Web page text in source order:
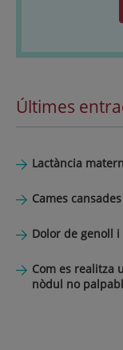
Últimes
Lactància
Cames
Dolor de genoll
Com es realitza
nòdul no